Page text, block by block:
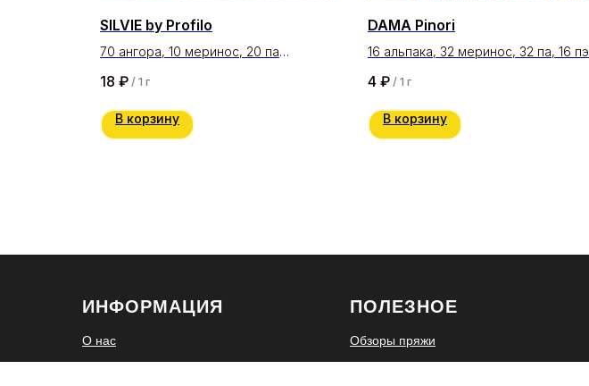
SILVIE by Profilo
70 ангора, 10 меринос, 20 па
18 ₽ / 1 г
В корзину
DAMA Pinori
16 альпака, 32 меринос, 32 па, 16 пэ
4 ₽ / 1 г
В корзину
ИНФОРМАЦИЯ
О нас
ПОЛЕЗНОЕ
Обзоры пряжи